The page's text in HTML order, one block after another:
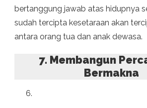
bertanggung jawab atas hidupnya
sudah tercipta kesetaraan akan
antara orang tua dan anak dewasa.
7. Membangun
Bermakna